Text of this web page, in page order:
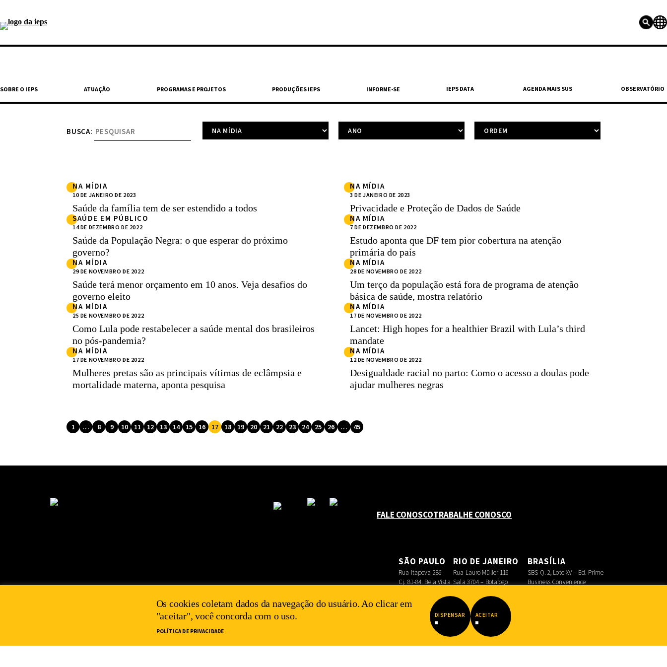
SOBRE O IEPS ATUAÇÃO PROGRAMAS E PROJETOS PRODUÇÕES IEPS INFORME-SE IEPS DATA AGENDA MAIS SUS OBSERVATÓRIO
BUSCA:
NA MÍDIA
10 DE JANEIRO DE 2023
Saúde da família tem de ser estendido a todos
NA MÍDIA
3 DE JANEIRO DE 2023
Privacidade e Proteção de Dados de Saúde
SAÚDE EM PÚBLICO
14 DE DEZEMBRO DE 2022
Saúde da População Negra: o que esperar do próximo
governo?
NA MÍDIA
7 DE DEZEMBRO DE 2022
Estudo aponta que DF tem pior cobertura na atenção
primária do país
NA MÍDIA
29 DE NOVEMBRO DE 2022
Saúde terá menor orçamento em 10 anos. Veja desafios do
governo eleito
NA MÍDIA
28 DE NOVEMBRO DE 2022
Um terço da população está fora de programa de atenção
básica de saúde, mostra relatório
NA MÍDIA
25 DE NOVEMBRO DE 2022
Como Lula pode restabelecer a saúde mental dos brasileiros
no pós-pandemia?
NA MÍDIA
17 DE NOVEMBRO DE 2022
Lancet: High hopes for a healthier Brazil with Lula’s third
mandate
NA MÍDIA
17 DE NOVEMBRO DE 2022
Mulheres pretas são as principais vítimas de eclâmpsia e
mortalidade materna, aponta pesquisa
NA MÍDIA
12 DE NOVEMBRO DE 2022
Desigualdade racial no parto: Como o acesso a doulas pode
ajudar mulheres negras
1 … 8 9 10 11 12 13 14 15 16 17 18 19 20 21 22 23 24 25 26 … 45
FALE CONOSCOTRABALHE CONOSCO
SÃO PAULO
Rua Itapeva 286
Cj. 81-84. Bela Vista
RIO DE JANEIRO
Rua Lauro Müller 116
Sala 3704 – Botafogo
BRASÍLIA
SBS Q. 2, Lote XV – Ed. Prime
Business Convenience
POLÍTICA DE PRIVACIDADE
Os cookies coletam dados da navegação do usuário. Ao clicar em
"aceitar", você concorda com o uso.
POLÍTICA DE PRIVACIDADE
DISPENSAR ACEITAR